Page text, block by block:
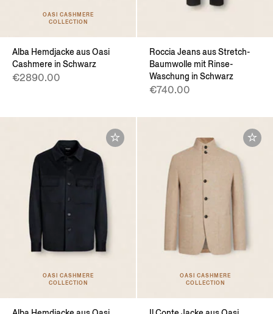
OASI CASHMERE
COLLECTION
Alba Hemdjacke aus Oasi
Cashmere in Schwarz
€2890.00
Roccia Jeans aus Stretch-
Baumwolle mit Rinse-
Waschung in Schwarz
€740.00
OASI CASHMERE
COLLECTION
OASI CASHMERE
COLLECTION